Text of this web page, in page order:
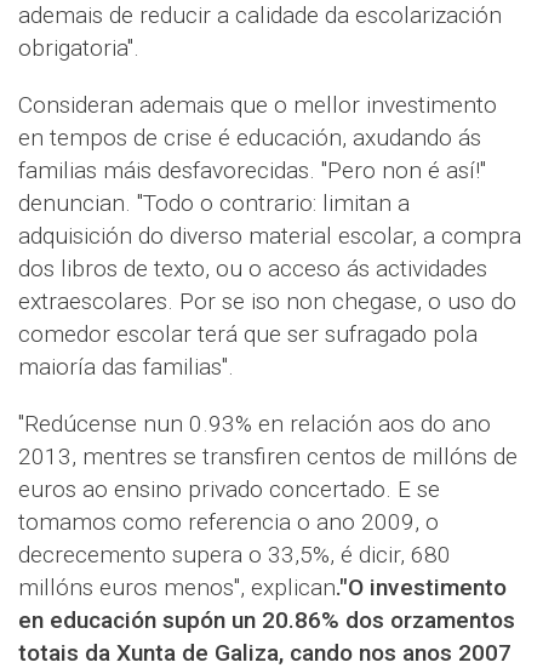
ademais de reducir a calidade da escolarización
obrigatoria".
Consideran ademais que o mellor investimento
en tempos de crise é educación, axudando ás
familias máis desfavorecidas. "Pero non é así!"
denuncian. "Todo o contrario: limitan a
adquisición do diverso material escolar, a compra
dos libros de texto, ou o acceso ás actividades
extraescolares. Por se iso non chegase, o uso do
comedor escolar terá que ser sufragado pola
maioría das familias".
"Redúcense nun 0.93% en relación aos do ano
2013, mentres se transfiren centos de millóns de
euros ao ensino privado concertado. E se
tomamos como referencia o ano 2009, o
decrecemento supera o 33,5%, é dicir, 680
millóns euros menos", explican."O investimento
en educación supón un 20.86% dos orzamentos
totais da Xunta de Galiza, cando nos anos 2007